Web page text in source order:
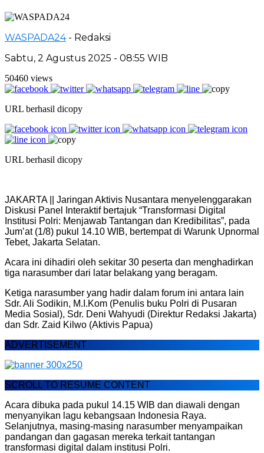
WASPADA24 - Redaksi
Sabtu, 2 Agustus 2025 - 08:55 WIB
50460 views
URL berhasil dicopy
URL berhasil dicopy
JAKARTA || Jaringan Aktivis Nusantara menyelenggarakan
Diskusi Panel Interaktif bertajuk “Transformasi Digital
Institusi Polri: Menjawab Tantangan dan Kredibilitas”, pada
Jum’at (1/8) pukul 14.10 WIB, bertempat di Warunk Upnormal
Tebet, Jakarta Selatan.
Acara ini dihadiri oleh sekitar 30 peserta dan menghadirkan
tiga narasumber dari latar belakang yang beragam.
Ketiga narasumber yang hadir dalam forum ini antara lain
Sdr. Ali Sodikin, M.I.Kom (Penulis buku Polri di Pusaran
Media Sosial), Sdr. Deni Wahyudi (Direktur Redaksi Jakarta)
dan Sdr. Zaid Kilwo (Aktivis Papua)
ADVERTISEMENT
SCROLL TO RESUME CONTENT
Acara dibuka pada pukul 14.15 WIB dan diawali dengan
menyanyikan lagu kebangsaan Indonesia Raya.
Selanjutnya, masing-masing narasumber menyampaikan
pandangan dan gagasan mereka terkait tantangan
transformasi digital dalam institusi Polri.